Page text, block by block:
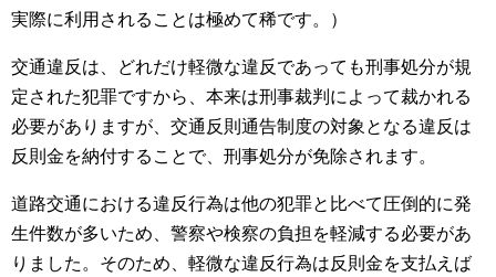
実際に利用されることは極めて稀です。）
交通違反は、どれだけ軽微な違反であっても刑事処分が規
定された犯罪ですから、本来は刑事裁判によって裁かれる
必要がありますが、交通反則通告制度の対象となる違反は
反則金を納付することで、刑事処分が免除されます。
道路交通における違反行為は他の犯罪と比べて圧倒的に発
生件数が多いため、警察や検察の負担を軽減する必要があ
りました。そのため、軽微な違反行為は反則金を支払えば